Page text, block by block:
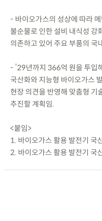
- 바이오가스의 성상에 따라
불순물로 인한 설비 내식성 강
의존하고 있어 주요 부품의 국
- ’29년까지 366억 원을 투입
국산화와 지능형 바이오가스
현장 의견을 반영해 맞춤형 기
추진할 계획임.
<붙임>
1. 바이오가스 활용 발전기 국
2. 바이오가스 활용 발전기 국